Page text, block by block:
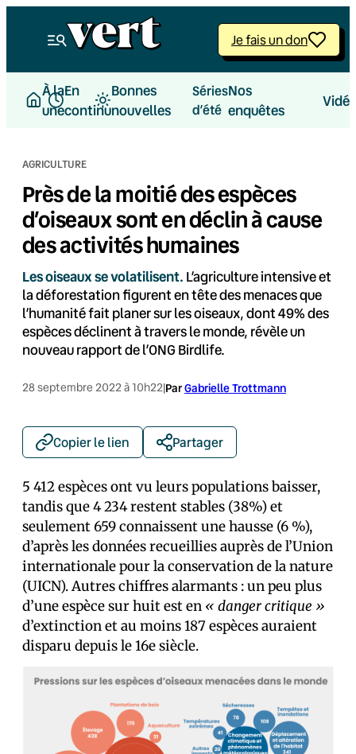
Je fais un don
À la
une
En
continu
Bonnes
nouvelles
Séries
d’été
Nos
enquêtes
AGRICULTURE
Près de la moitié des espèces
d’oiseaux sont en déclin à cause
des activités humaines
Les oiseaux se volatilisent. L’agriculture intensive et
la déforestation figurent en tête des menaces que
l’humanité fait planer sur les oiseaux, dont 49% des
espèces déclinent à travers le monde, révèle un
nouveau rapport de l’ONG Birdlife.
28 septembre 2022 à 10h22|ParGabrielle Trottmann
Copier le lien Partager
5 412 espèces ont vu leurs populations baisser,
tandis que 4 234 restent stables (38%) et
seulement 659 connaissent une hausse (6 %),
d’après les données recueillies auprès de l’Union
internationale pour la conservation de la nature
(UICN). Autres chiffres alarmants : un peu plus
d’une espèce sur huit est en « danger critique »
d’extinction et au moins 187 espèces auraient
disparu depuis le 16e siècle.